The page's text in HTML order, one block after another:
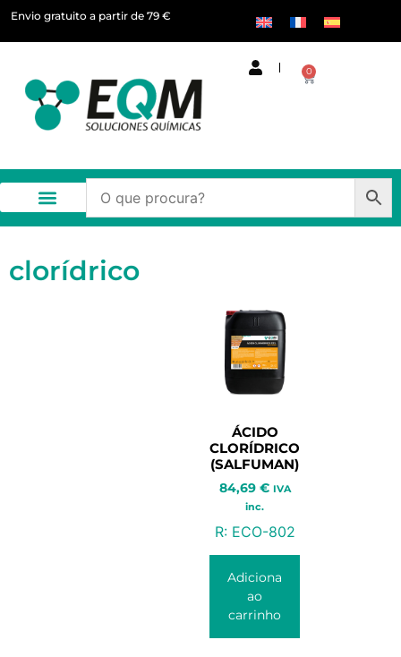
Envio gratuito a partir de 79 €
0
clorídrico
ÁCIDO
CLORÍDRICO
(SALFUMAN)
84,69 € IVA
inc.
R:ECO-802
Adiciona
ao
carrinho